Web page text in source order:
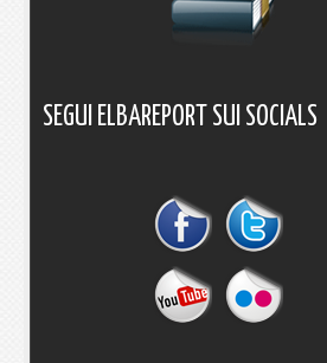
SEGUI ELBAREPORT SUI SOCIALS